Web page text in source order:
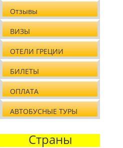
Отзывы
ВИЗЫ
ОТЕЛИ ГРЕЦИИ
БИЛЕТЫ
ОПЛАТА
АВТОБУСНЫЕ ТУРЫ
Страны